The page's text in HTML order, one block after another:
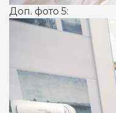
Доп. фото 5: